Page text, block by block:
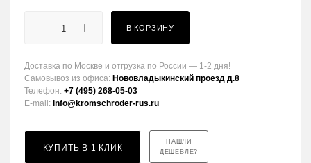
В КОРЗИНУ
Доставка по Москве и отгрузка по России — 1-2 дня!
Самовывоз из офиса: Нововладыкинский проезд д.8
Телефон: +7 (495) 268-05-03
E-mail: info@kromschroder-rus.ru
КУПИТЬ В 1 КЛИК
НАШЛИ
ДЕШЕВЛЕ?